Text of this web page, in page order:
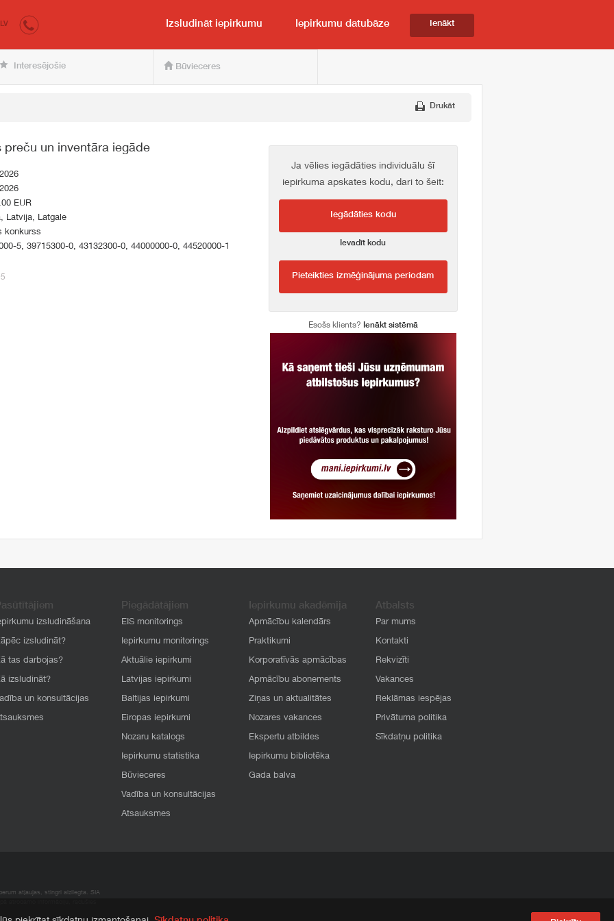
pircējam un pārdevējam
LV Izsludināt iepirkumu Iepirkumu datubāze Ienākt
Interesējošie Būvieceres
Drukāt
un inventāra iegāde
EUR
Latvija, Latgale
konkurss
5, 39715300-0, 43132300-0, 44000000-0, 44520000-1
Ja vēlies iegādāties individuālu šī
iepirkuma apskates kodu, dari to šeit:
Iegādāties kodu
Ievadīt kodu
Pieteikties izmēģinājuma periodam
Esošs klients? Ienākt sistēmā
izsludināšana
izsludināt?
tas darbojas?
izsludināt?
un konsultācijas
Piegādātājiem
EIS monitorings
Iepirkumu monitorings
Aktuālie iepirkumi
Latvijas iepirkumi
Baltijas iepirkumi
Eiropas iepirkumi
Nozaru katalogs
Iepirkumu statistika
Būvieceres
Vadība un konsultācijas
Atsauksmes
Iepirkumu akadēmija
Apmācību kalendārs
Praktikumi
Korporatīvās apmācības
Apmācību abonements
Ziņas un aktualitātes
Nozares vakances
Ekspertu atbildes
Iepirkumu bibliotēka
Gada balva
Atbalsts
Par mums
Kontakti
Rekvizīti
Vakances
Reklāmas iespējas
Privātuma politika
Sīkdatņu politika
atļaujas, stingri aizliegta. SIA